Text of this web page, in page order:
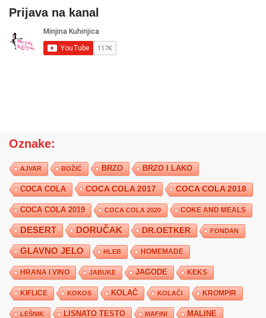
Prijava na kanal
Oznake:
AJVAR BOŽIĆ BRZO BRZO I LAKO
COCA COLA COCA COLA 2017 COCA COLA 2018
COCA COLA 2019 COCA COLA 2020 COKE AND MEALS
DESERT DORUČAK DR.OETKER FONDAN
GLAVNO JELO HLEB HOMEMADE
HRANA I VINO JABUKE JAGODE KEKS
KIFLICE KOKOS KOLAČ KOLAČI KROMPIR
LEŠNIK LISNATO TESTO MAFINI MALINE